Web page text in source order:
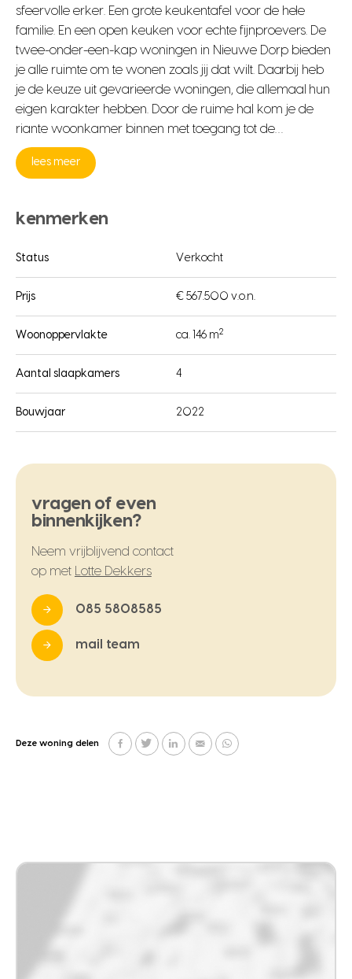
sfeervolle erker. Een grote keukentafel voor de hele
familie. En een open keuken voor echte fijnproevers. De
twee-onder-een-kap woningen in Nieuwe Dorp bieden
je alle ruimte om te wonen zoals jij dat wilt. Daarbij heb
je de keuze uit gevarieerde woningen, die allemaal hun
eigen karakter hebben. Door de ruime hal kom je de
riante woonkamer binnen met toegang tot de…
lees meer
kenmerken
Status Verkocht
Prijs € 567.500 v.o.n.
Woonoppervlakte ca. 146 m2
Aantal slaapkamers 4
Bouwjaar 2022
vragen of even
binnenkijken?
Neem vrijblijvend contact
op met
Lotte Dekkers
085 5808585
mail team
Deze woning delen